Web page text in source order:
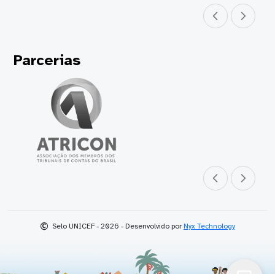
Parceiro anterior
Próximo
Parcerias
Parceiro anterior
Próximo
© Selo UNICEF - 2026 - Desenvolvido por Nyx Technology